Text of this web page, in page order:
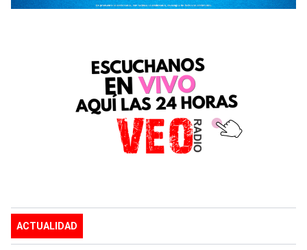
ACTUALIDAD